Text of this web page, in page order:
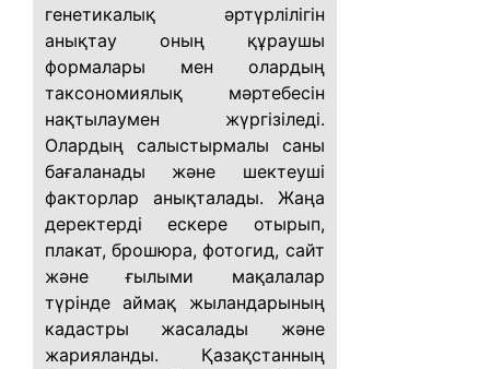
генетикалық әртүрлілігін
анықтау оның құраушы
формалары мен олардың
таксономиялық мәртебесін
нақтылаумен жүргізіледі.
Олардың салыстырмалы саны
бағаланады және шектеуші
факторлар анықталады. Жаңа
деректерді ескере отырып,
плакат, брошюра, фотогид, сайт
және ғылыми мақалалар
түрінде аймақ жыландарының
кадастры жасалады және
жарияланды. Қазақстанның